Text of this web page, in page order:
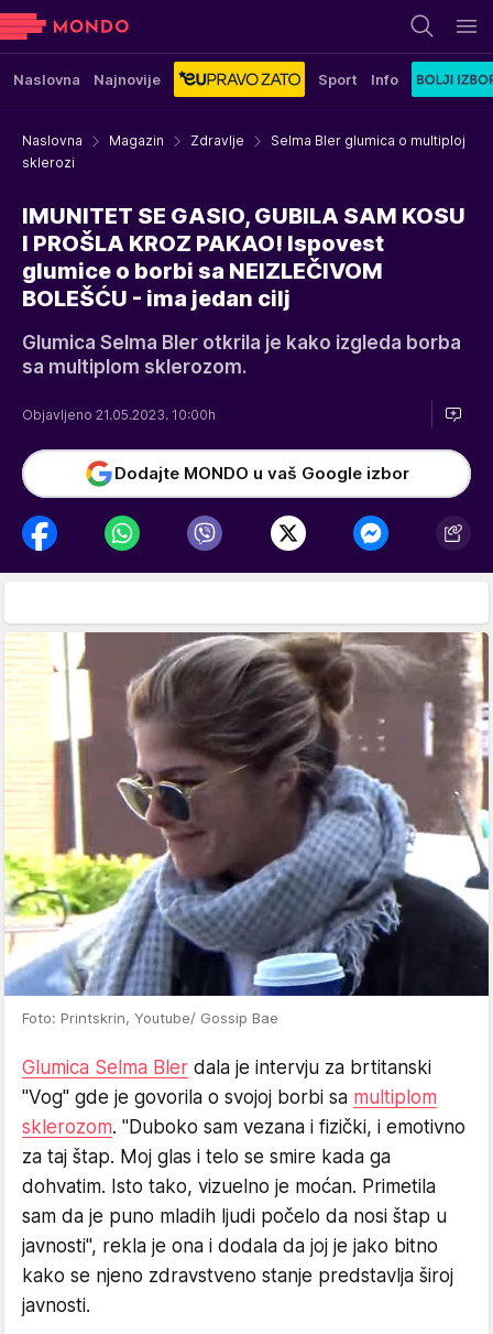
Naslovna Najnovije Sport Info
Naslovna Magazin Zdravlje
Selma Bler glumica o multiploj
sklerozi
IMUNITET SE GASIO, GUBILA SAM KOSU
I PROŠLA KROZ PAKAO! Ispovest
glumice o borbi sa NEIZLEČIVOM
BOLEŠĆU - ima jedan cilj
Glumica Selma Bler otkrila je kako izgleda borba
sa multiplom sklerozom.
Objavljeno 21.05.2023. 10:00h
Dodajte MONDO u vaš Google izbor
Foto: Printskrin, Youtube/ Gossip Bae
Glumica Selma Bler dala je intervju za brtitanski
"Vog" gde je govorila o svojoj borbi sa multiplom
sklerozom. "Duboko sam vezana i fizički, i emotivno
za taj štap. Moj glas i telo se smire kada ga
dohvatim. Isto tako, vizuelno je moćan. Primetila
sam da je puno mladih ljudi počelo da nosi štap u
javnosti", rekla je ona i dodala da joj je jako bitno
kako se njeno zdravstveno stanje predstavlja široj
javnosti.